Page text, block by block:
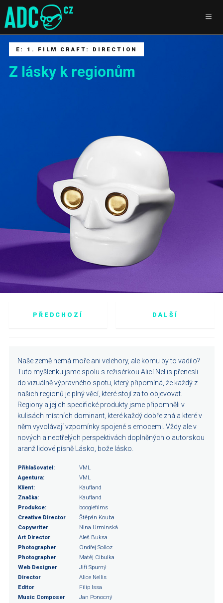
E: 1. FILM CRAFT: DIRECTION
Z lásky k regionům
PŘEDCHOZÍ DALŠÍ
Naše země nemá moře ani velehory, ale komu by to vadilo?
Tuto myšlenku jsme spolu s režisérkou Alicí Nellis přenesli
do vizuálně výpravného spotu, který připomíná, že každý z
našich regionů je plný věcí, které stojí za to objevovat.
Regiony a jejich specifické produkty jsme připomněli v
kulisách místních dominant, které každý dobře zná a které v
něm vyvolávají vzpomínky spojené s emocemi. Vždy ale v
nových a neotřelých perspektivách doplněných o autorskou
aranž lidové písně Lásko, bože lásko.
Přihlašovatel:
VML
Agentura:
VML
Klient:
Kaufland
Značka:
Kaufland
Produkce:
boogiefilms
Creative Director
Štěpán Kouba
Copywriter
Nina Urminská
Art Director
Aleš Buksa
Photographer
Ondřej Solloz
Photographer
Matěj Cibulka
Web Designer
Jiří Spurný
Director
Alice Nellis
Editor
Filip Issa
Music Composer
Jan Ponocný